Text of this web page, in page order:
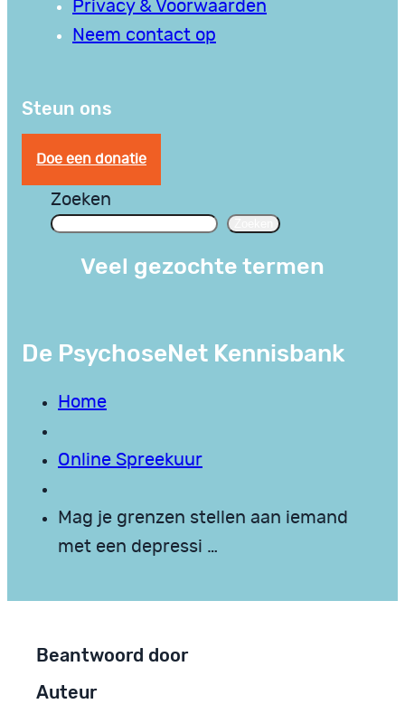
Privacy & Voorwaarden
Neem contact op
Steun ons
Doe een donatie
Zoeken
Veel gezochte termen
De PsychoseNet Kennisbank
Home
Online Spreekuur
Mag je grenzen stellen aan iemand
met een depressi …
Beantwoord door
Auteur